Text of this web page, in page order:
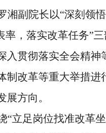
湘副院长以“深刻领
率，落实改革任务”三
入贯彻落实全会精神
制改革等重大举措进
展方向 。
“立足岗位找准改革